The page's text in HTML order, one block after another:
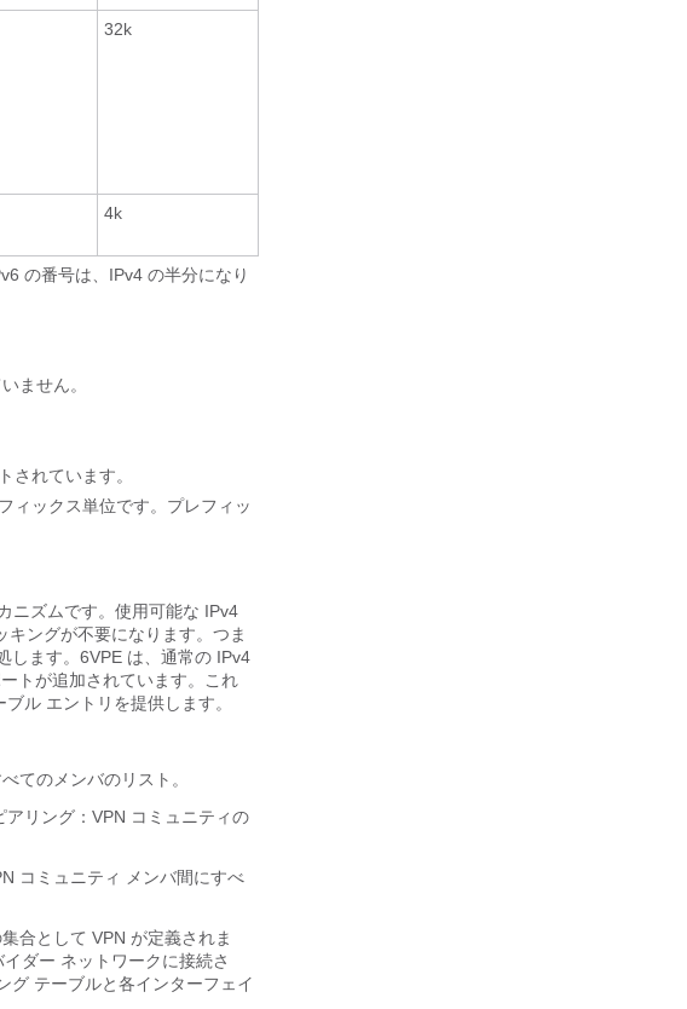
32k
4k
の番号は、IPv4 の半分になり
ません。
されています。
ィックス単位です。プレフィッ
ニズムです。使用可能な IPv4
ングが不要になります。つま
します。6VPE は、通常の IPv4
トが追加されています。これ
ル エントリを提供します。
てのメンバのリスト。
リング：VPN コミュニティの
コミュニティ メンバ間にすべ
合として VPN が定義されま
ダー ネットワークに接続さ
グ テーブルと各インターフェイ